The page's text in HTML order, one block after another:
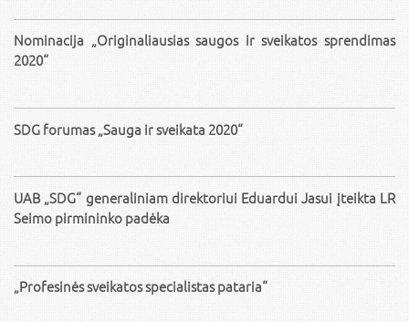
Nominacija „Originaliausias saugos ir sveikatos sprendimas
2020“
SDG forumas „Sauga ir sveikata 2020“
UAB „SDG“ generaliniam direktoriui Eduardui Jasui įteikta LR
Seimo pirmininko padėka
„Profesinės sveikatos specialistas pataria“